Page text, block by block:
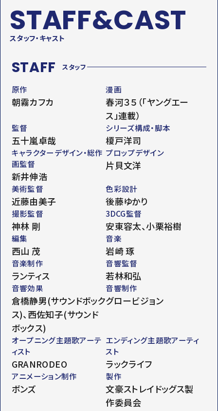
STAFF&CAST
スタッフ・キャスト
STAFF スタッフ
原作
朝霧カフカ
漫画
春河３５（「ヤングエー
ス」連載）
監督
五十嵐卓哉
シリーズ構成・脚本
榎戸洋司
キャラクターデザイン・総作
画監督
新井伸浩
プロップデザイン
片貝文洋
美術監督
近藤由美子
色彩設計
後藤ゆかり
撮影監督
神林 剛
3DCG監督
安東容太、小栗裕樹
編集
西山 茂
音楽
岩崎 琢
音楽制作
ランティス
音響監督
若林和弘
音響効果
倉橋静男(サウンドボック
ス)、西佐知子(サウンド
ボックス)
音響制作
グロービジョン
オープニング主題歌アーテ
ィスト
GRANRODEO
エンディング主題歌アーティ
スト
ラックライフ
アニメーション制作
ボンズ
製作
文豪ストレイドッグス製
作委員会